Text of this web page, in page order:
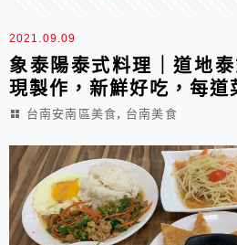
涼拌木瓜絲
2021.09.09
象泰陽泰式料理｜道地
現製作，新鮮好吃，每道
台南安南區美食, 台南美食